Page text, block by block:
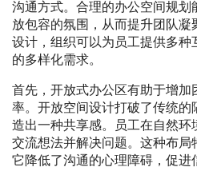
沟通方式。合理的办公空间规
放包容的氛围，从而提升团队凝
设计，组织可以为员工提供多
的多样化需求。
首先，开放式办公区有助于增加
率。开放空间设计打破了传统
造出一种共享感。员工在自然环
交流想法并解决问题。这种布局
它降低了沟通的心理障碍，促进